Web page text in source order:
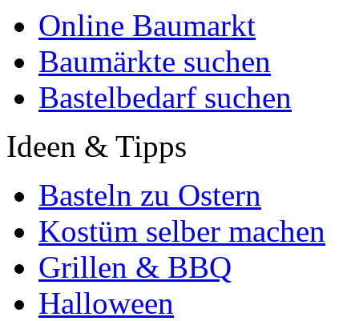
Online Baumarkt
Baumärkte suchen
Bastelbedarf suchen
Ideen & Tipps
Basteln zu Ostern
Kostüm selber machen
Grillen & BBQ
Halloween